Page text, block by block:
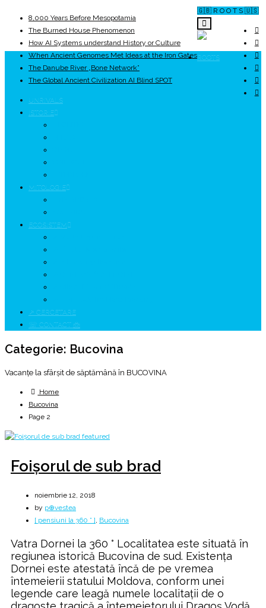
🇬🇧 R O O T S 🇺🇸
8,000 Years Before Mesopotamia
The Burned House Phenomenon
How AI Systems understand History or Culture
When Ancient Genomes Met Ideas at the Iron Gates
The Danube River „Bone Network”
The Global Ancient Civilization AI Blind SPOT
ROOTS
UNRIVALS
ISTORIE
MITOLOGIE
ECOSISTEM
↗ CERCETARE
☏ CONTACT 📩
Categorie: Bucovina
Vacanțe la sfârșit de săptămână în BUCOVINA
Home
Bucovina
Page 2
Foișorul de sub brad
noiembrie 12, 2018
by p⊕vestea
[ pensiuni la 360 ° ], Bucovina
Vatra Dornei la 360 ° Localitatea este situată în
regiunea istorică Bucovina de sud. Existența
Dornei este atestată încă de pe vremea
întemeierii statului Moldova, conform unei
legende care leagă numele localitații de o